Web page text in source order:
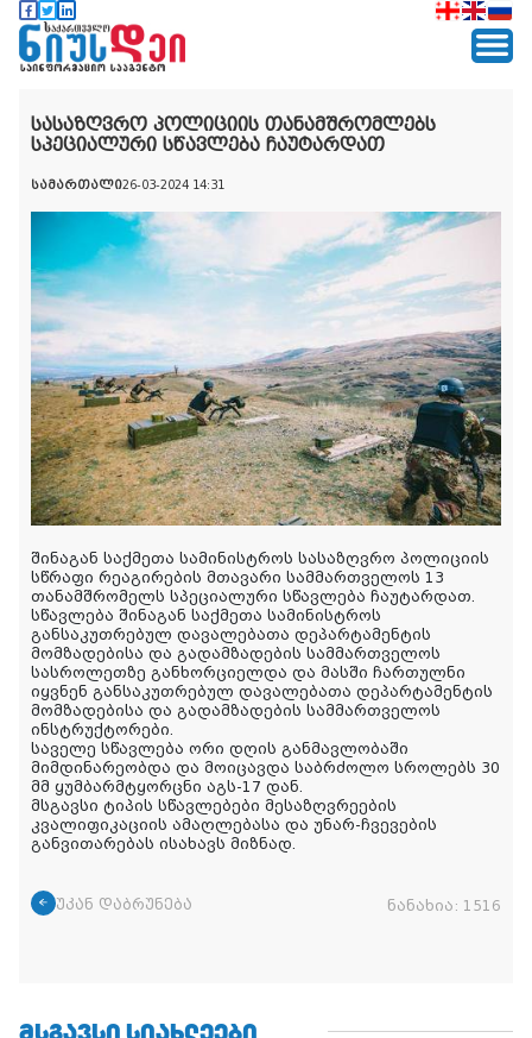
სასაზღვრო პოლიციის თანამშრომლებს
სპეციალური სწავლება ჩაუტარდათ
სამართალი26-03-2024 14:31
შინაგან საქმეთა სამინისტროს სასაზღვრო პოლიციის
სწრაფი რეაგირების მთავარი სამმართველოს 13
თანამშრომელს სპეციალური სწავლება ჩაუტარდათ.
სწავლება შინაგან საქმეთა სამინისტროს
განსაკუთრებულ დავალებათა დეპარტამენტის
მომზადებისა და გადამზადების სამმართველოს
სასროლეთზე განხორციელდა და მასში ჩართულნი
იყვნენ განსაკუთრებულ დავალებათა დეპარტამენტის
მომზადებისა და გადამზადების სამმართველოს
ინსტრუქტორები.
საველე სწავლება ორი დღის განმავლობაში
მიმდინარეობდა და მოიცავდა საბრძოლო სროლებს 30
მმ ყუმბარმტყორცნი აგს-17 დან.
მსგავსი ტიპის სწავლებები მესაზღვრეების
კვალიფიკაციის ამაღლებასა და უნარ-ჩვევების
განვითარებას ისახავს მიზნად.
უკან დაბრუნება ნანახია: 1516